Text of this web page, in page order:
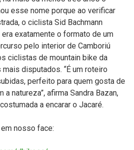
esse nome porque ao verificar
o ciclista Sid Bachmann
exatamente o formato de um
pelo interior de Camboriú
ciclistas de mountain bike da
disputados. “É um roteiro
perfeito para quem gosta de
natureza”, afirma Sandra Bazan,
a encarar o Jacaré.
nosso face: